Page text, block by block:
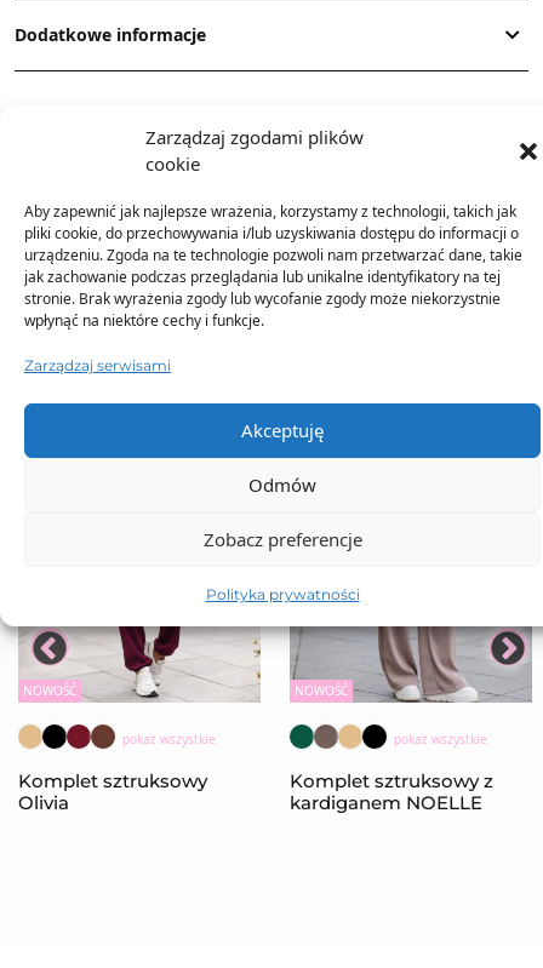
Zarządzaj zgodami plików
cookie
Aby zapewnić jak najlepsze wrażenia, korzystamy z technologii, takich jak
pliki cookie, do przechowywania i/lub uzyskiwania dostępu do informacji o
urządzeniu. Zgoda na te technologie pozwoli nam przetwarzać dane, takie
jak zachowanie podczas przeglądania lub unikalne identyfikatory na tej
stronie. Brak wyrażenia zgody lub wycofanie zgody może niekorzystnie
wpłynąć na niektóre cechy i funkcje.
Zarządzaj serwisami
Akceptuję
Odmów
Zobacz preferencje
Polityka prywatności
Dodatkowe informacje
TO SIĘ TERAZ SPRZEDAJE
NOWOŚĆ
pokaż wszystkie
Komplet sztruksowy
Olivia
NOWOŚĆ
pokaż wszystkie
Komplet sztruksowy z
kardiganem NOELLE